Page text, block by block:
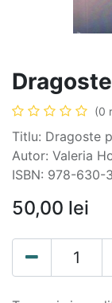
(0
Titlu: Dragoste
Autor: Valeria
ISBN: 978-630-
50,00 lei